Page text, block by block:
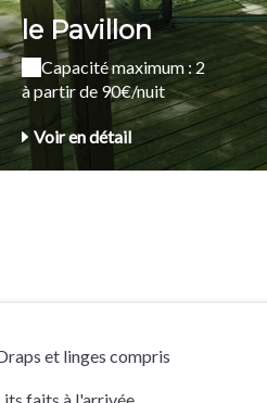
le Pavillon
Capacité maximum : 2
à partir de 90€/nuit
Voir en détail
et linges compris